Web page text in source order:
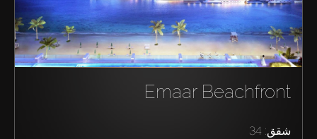
قيد الإنشاء
Emaar Beachfront
شقق: 34